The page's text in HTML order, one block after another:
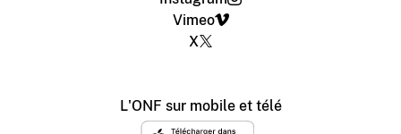
Vimeo
X
L'ONF sur mobile et télé